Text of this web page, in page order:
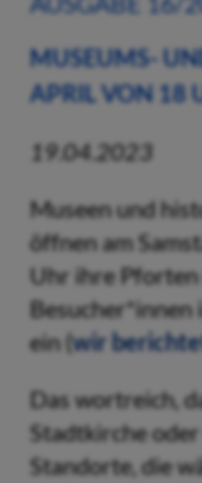
MUSEUMS-
APRIL VON 18
19.04.2023
Museen und
öffnen am
Uhr ihre
Besucher*innen
ein (wir
Das wortreich,
Stadtkirche
Standorte, die